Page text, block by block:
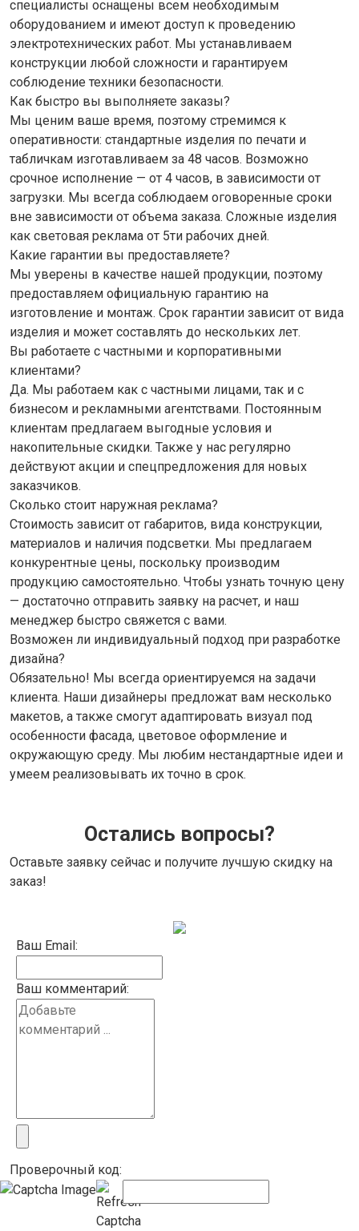
специалисты оснащены всем необходимым
оборудованием и имеют доступ к проведению
электротехнических работ. Мы устанавливаем
конструкции любой сложности и гарантируем
соблюдение техники безопасности.
Как быстро вы выполняете заказы?
Мы ценим ваше время, поэтому стремимся к
оперативности: стандартные изделия по печати и
табличкам изготавливаем за 48 часов. Возможно
срочное исполнение — от 4 часов, в зависимости от
загрузки. Мы всегда соблюдаем оговоренные сроки
вне зависимости от объема заказа. Сложные изделия
как световая реклама от 5ти рабочих дней.
Какие гарантии вы предоставляете?
Мы уверены в качестве нашей продукции, поэтому
предоставляем официальную гарантию на
изготовление и монтаж. Срок гарантии зависит от вида
изделия и может составлять до нескольких лет.
Вы работаете с частными и корпоративными
клиентами?
Да. Мы работаем как с частными лицами, так и с
бизнесом и рекламными агентствами. Постоянным
клиентам предлагаем выгодные условия и
накопительные скидки. Также у нас регулярно
действуют акции и спецпредложения для новых
заказчиков.
Сколько стоит наружная реклама?
Стоимость зависит от габаритов, вида конструкции,
материалов и наличия подсветки. Мы предлагаем
конкурентные цены, поскольку производим
продукцию самостоятельно. Чтобы узнать точную цену
— достаточно отправить заявку на расчет, и наш
менеджер быстро свяжется с вами.
Возможен ли индивидуальный подход при разработке
дизайна?
Обязательно! Мы всегда ориентируемся на задачи
клиента. Наши дизайнеры предложат вам несколько
макетов, а также смогут адаптировать визуал под
особенности фасада, цветовое оформление и
окружающую среду. Мы любим нестандартные идеи и
умеем реализовывать их точно в срок.
Остались вопросы?
Оставьте заявку сейчас и получите лучшую скидку на
заказ!
Ваш Email:
Ваш комментарий:
Проверочный код: